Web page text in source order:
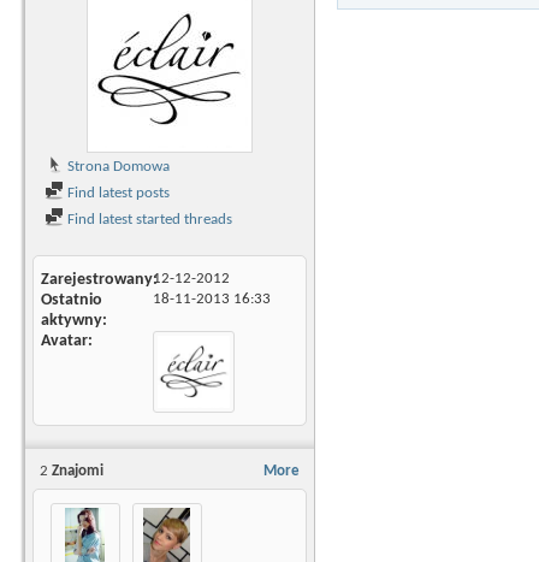
Strona Domowa
Find latest posts
Find latest started threads
Zarejestrowany12-12-2012
Ostatnio
aktywny
18-11-2013 16:33
Avatar
More
2 Znajomi